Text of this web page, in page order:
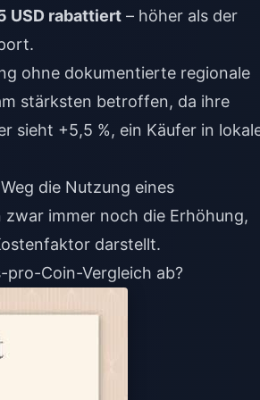
USD rabattiert – höher als der
ohne dokumentierte regionale
stärksten betroffen, da ihre
sieht +5,5 %, ein Käufer in
die Nutzung eines
immer noch die Erhöhung,
darstellt.
pro-Coin-Vergleich ab?